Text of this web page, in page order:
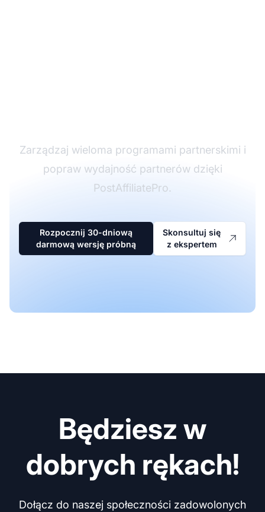
Zarządzaj wieloma programami partnerskimi i
popraw wydajność partnerów dzięki
PostAffiliatePro.
Rozpocznij 30-dniową
darmową wersję próbną
Skonsultuj się
z ekspertem
Będziesz w
dobrych rękach!
Dołącz do naszej społeczności zadowolonych